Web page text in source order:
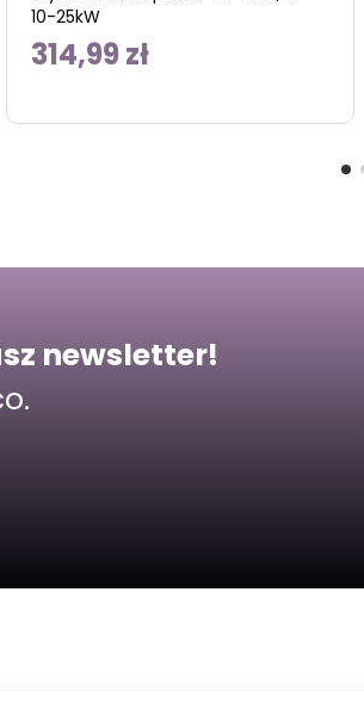
10-25kW
314,99 zł
newsletter!